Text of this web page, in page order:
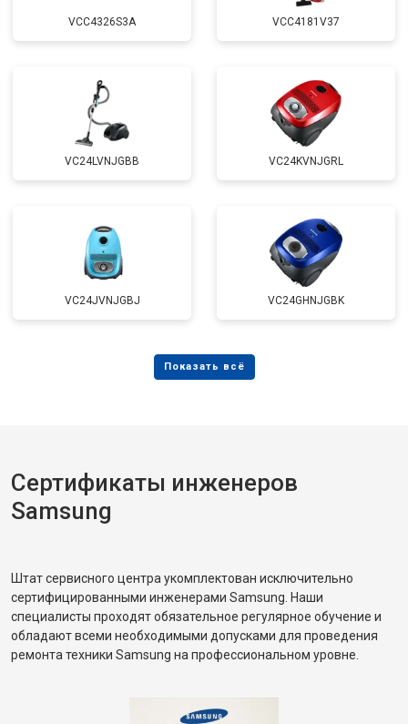
VCC4326S3A VCC4181V37
VC24LVNJGBB VC24KVNJGRL
VC24JVNJGBJ VC24GHNJGBK
Сертификаты инженеров
Samsung
Штат сервисного центра укомплектован исключительно
сертифицированными инженерами Samsung. Наши
специалисты проходят обязательное регулярное обучение и
обладают всеми необходимыми допусками для проведения
ремонта техники Samsung на профессиональном уровне.